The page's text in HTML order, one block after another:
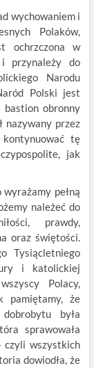
wychowaniem i
Polaków,
ochrzczona w
przynależy do
Narodu
Polski jest
obronny
nazywany przez
tę
jak
pełną
należeć do
prawdy,
oraz świętości.
Tysiącletniego
i katolickiej
Polacy,
pamiętamy, że
była
sprawowała
czyli wszystkich
dowiodła, że